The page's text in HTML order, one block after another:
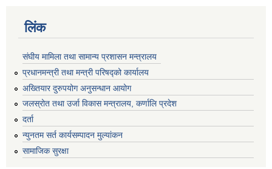
लिंक
संघीय मामिला तथा सामान्य प्रशासन मन्त्रालय
प्रधानमन्त्री तथा मन्त्री परिषद्को कार्यालय
अख्तियार दुरुपयोग अनुसन्धान आयोग
जलस्रोत तथा उर्जा विकास मन्त्रालय, कर्णालि प्रदेश
दर्ता
न्युनतम सर्त कार्यसम्पादन मुल्यांकन
सामाजिक सुरक्षा